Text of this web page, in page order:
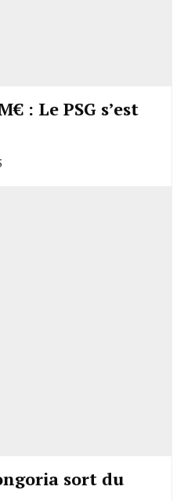
: Le PSG s’est
sort du